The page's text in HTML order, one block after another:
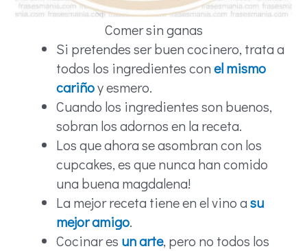
Comer sin ganas
Si pretendes ser buen cocinero, trata a
todos los ingredientes conel mismo
cariñoy esmero.
Cuando los ingredientes son buenos,
sobran los adornos en la receta.
Los que ahora se asombran con los
cupcakes, es que nunca han comido
una buena magdalena!
La mejor receta tiene en el vino asu
mejor amigo.
Cocinar es un arte, pero no todos los